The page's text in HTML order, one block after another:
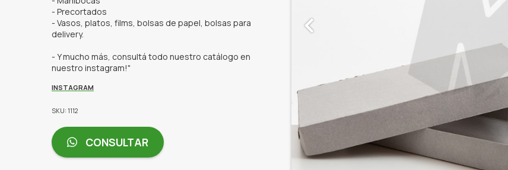
- Precortados
- Vasos, platos, films, bolsas de papel, bolsas para
delivery.
- Y mucho más, consultá todo nuestro catálogo en
nuestro instagram!"
INSTAGRAM
SKU: 1112
CONSULTAR